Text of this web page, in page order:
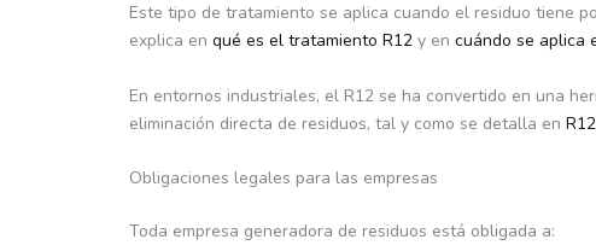
Este tipo de tratamiento se aplica cuando el residuo tiene
explica en qué es el tratamiento R12 y en cuándo se aplica
En entornos industriales, el R12 se ha convertido en una
eliminación directa de residuos, tal y como se detalla en
Obligaciones legales para las empresas
Toda empresa generadora de residuos está obligada a: